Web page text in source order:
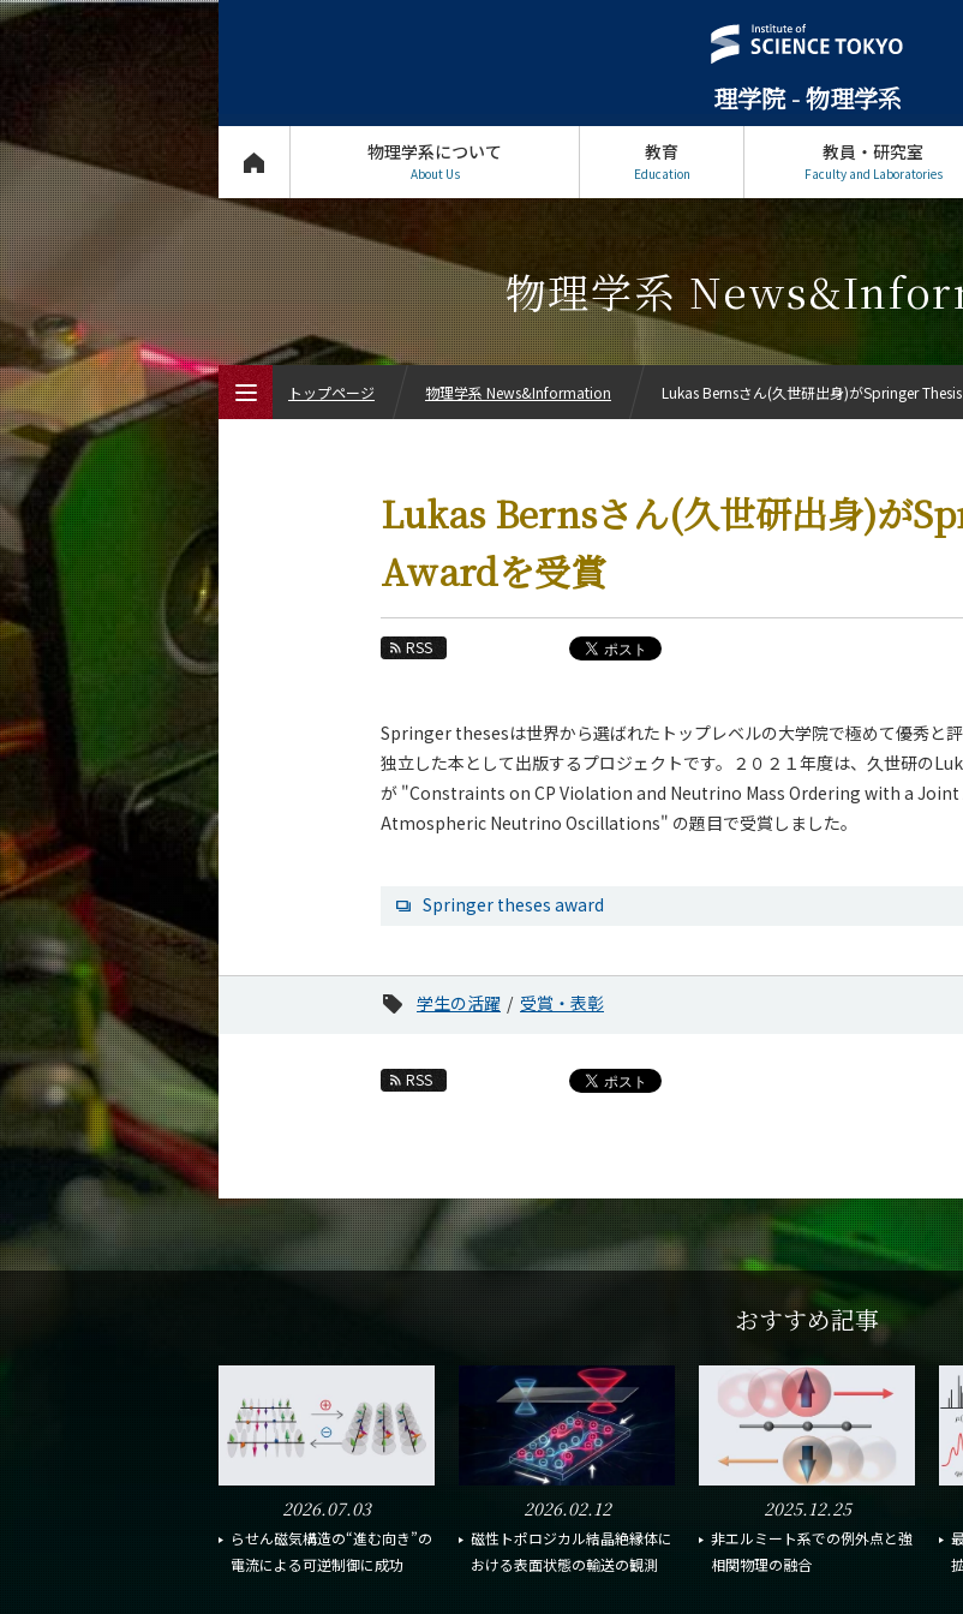
理学院 - 物理学系
物理学系について
About Us
教育
Education
教員・研究室
Faculty and Laboratories
物理学系
Lukas Bernsさん(久世研出身)が
Awardを受賞
RSS
Springer thesesは世界から選ばれたトップレベルの大学院で極めて優秀と
独立した本として出版するプロジェクトです。２０２１年度は、久世研の
が "Constraints on CP Violation and Neutrino Mass Ordering with a
Atmospheric Neutrino Oscillations" の題目で受賞しました。
Springer theses award
学生の活躍 受賞・表彰
RSS
おすすめ記事
2026.07.03
らせん磁気構造の“進む向き”の
電流による可逆制御に成功
2026.02.12
磁性トポロジカル結晶絶縁体に
おける表面状態の輸送の観測
2025.12.25
非エルミート系での例外点と強
相関物理の融合
トップページ 物理学系 News&Information Lukas Bernsさん(久世研出身)がSpringer
物理学系 News&Information